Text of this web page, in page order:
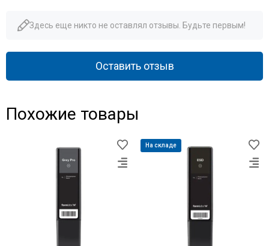
Здесь еще никто не оставлял отзывы. Будьте первым!
Оставить отзыв
Похожие товары
На складе